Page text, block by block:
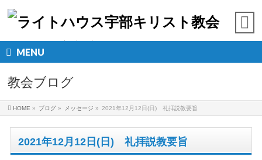
MENU
教会ブログ
HOME » ブログ » メッセージ » 2021年12月12日(日) 礼拝説教要旨
2021年12月12日(日) 礼拝説教要旨